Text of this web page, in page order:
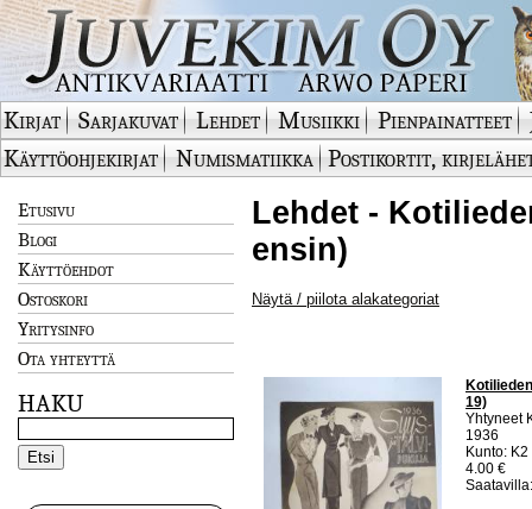
Kirjat Sarjakuvat Lehdet Musiikki Pienpainatteet
Käyttöohjekirjat
Numismatiikka Postikortit,
Etusivu
Blogi
Käyttöehdot
Ostoskori
Yritysinfo
Ota yhteyttä
HAKU
Lehdet -
ensin)
Näytä / piilota alakategoriat
19)
Yhtyneet
1936
Kunto:
4.00 €